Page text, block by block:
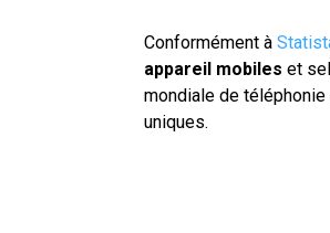
Conformément à
appareil mobiles et
mondiale de
uniques.